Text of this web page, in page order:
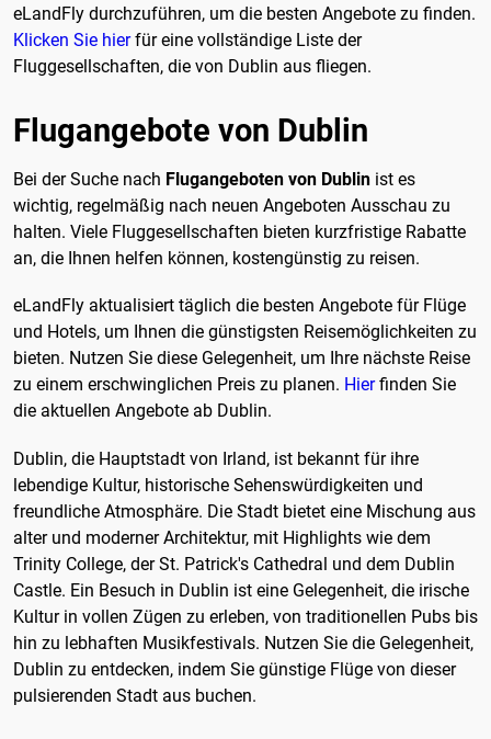
eLandFly durchzuführen, um die besten Angebote zu finden.
Klicken Sie hierfür eine vollständige Liste der
Fluggesellschaften, die von Dublin aus fliegen.
Flugangebote von Dublin
Bei der Suche nach Flugangeboten von Dublin ist es
wichtig, regelmäßig nach neuen Angeboten Ausschau zu
halten. Viele Fluggesellschaften bieten kurzfristige Rabatte
an, die Ihnen helfen können, kostengünstig zu reisen.
eLandFly aktualisiert täglich die besten Angebote für Flüge
und Hotels, um Ihnen die günstigsten Reisemöglichkeiten zu
bieten. Nutzen Sie diese Gelegenheit, um Ihre nächste Reise
zu einem erschwinglichen Preis zu planen. Hierfinden Sie
die aktuellen Angebote ab Dublin.
Dublin, die Hauptstadt von Irland, ist bekannt für ihre
lebendige Kultur, historische Sehenswürdigkeiten und
freundliche Atmosphäre. Die Stadt bietet eine Mischung aus
alter und moderner Architektur, mit Highlights wie dem
Trinity College, der St. Patrick's Cathedral und dem Dublin
Castle. Ein Besuch in Dublin ist eine Gelegenheit, die irische
Kultur in vollen Zügen zu erleben, von traditionellen Pubs bis
hin zu lebhaften Musikfestivals. Nutzen Sie die Gelegenheit,
Dublin zu entdecken, indem Sie günstige Flüge von dieser
pulsierenden Stadt aus buchen.